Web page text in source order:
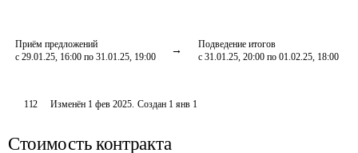
Приём предложений
с 29.01.25, 16:00 по 31.01.25, 19:00
Подведение итогов
с 31.01.25, 20:00 по 01.02.25, 18:00
112 Изменён 1 фев 2025. Создан 1 янв 1
Стоимость контракта